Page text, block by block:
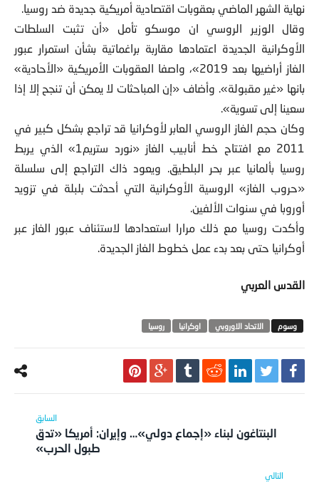
نهاية الشهر الماضي بعقوبات اقتصادية أمريكية جديدة ضد روسيا.
وقال الوزير الروسي ان موسكو تأمل «أن تثبت السلطات
الأوكرانية الجديدة اعتمادها مقاربة براغماتية بشأن استمرار عبور
الغاز أراضيها بعد 2019»، واصفا العقوبات الأمريكية «الأحادية»
بانها «غير مقبولة». وأضاف «إن المباحثات لا يمكن أن تنجح إلا إذا
سعينا إلى تسوية».
وكان حجم الغاز الروسي العابر لأوكرانيا قد تراجع بشكل كبير في
2011 مع افتتاح خط أنابيب الغاز «نورد ستريم1» الذي يربط
روسيا بألمانيا عبر بحر البلطيق. ويعود ذاك التراجع إلى سلسلة
«حروب الغاز» الروسية الأوكرانية التي أحدثت بلبلة في تزويد
أوروبا في سنوات الألفين.
وأكدت روسيا مع ذلك مرارا استعدادها لاستئناف عبور الغاز عبر
أوكرانيا حتى بعد بدء عمل خطوط الغاز الجديدة.
القدس العربي
الاتحاد الاوروبي اوكرانيا روسيا
البنتاغون لبناء «إجماع دولي»… وإيران: أمريكا «تدق
طبول الحرب»